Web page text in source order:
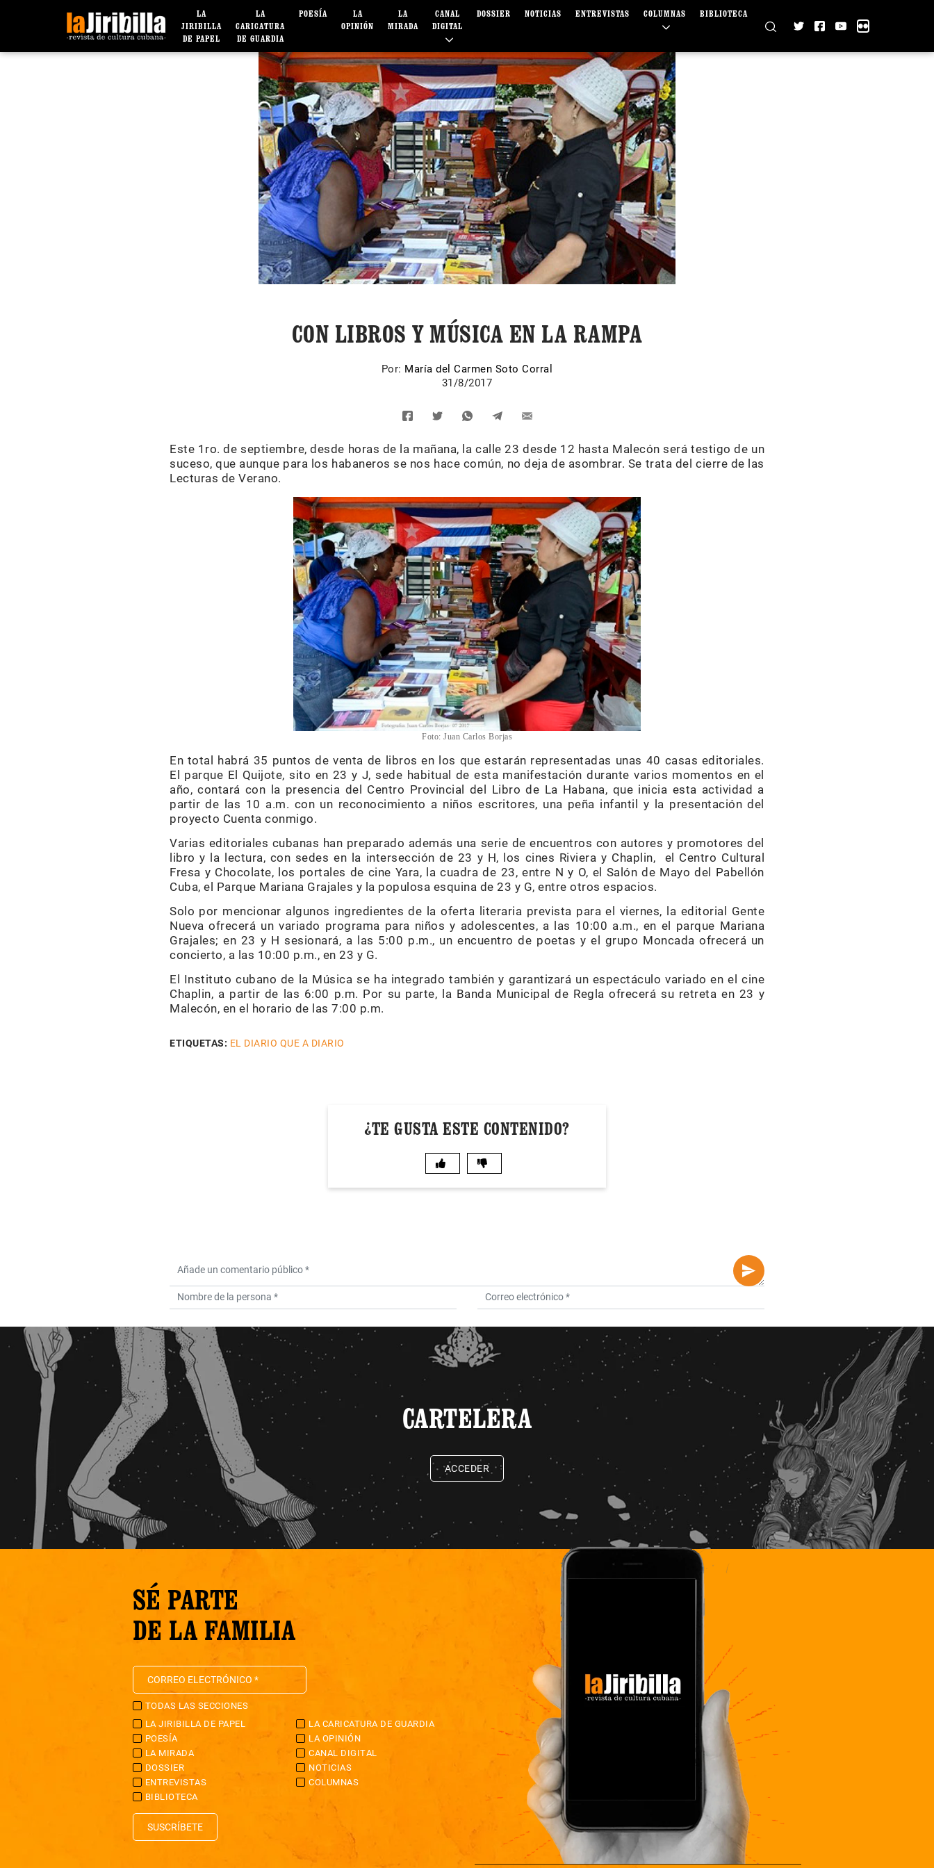
LA
JIRIBILLA
DE PAPEL
LA
CARICATURA
DE GUARDIA
POESÍA
LA
OPINIÓN
LA
MIRADA
CANAL
DIGITAL
DOSSIER NOTICIAS ENTREVISTAS COLUMNAS BIBLIOTECA
CON LIBROS Y MÚSICA EN LA RAMPA
Por: María del Carmen Soto Corral
31/8/2017
Este 1ro. de septiembre, desde horas de la mañana, la calle 23 desde 12 hasta Malecón será testigo de un
suceso, que aunque para los habaneros se nos hace común, no deja de asombrar. Se trata del cierre de las
Lecturas de Verano.
Foto: Juan Carlos Borjas
En total habrá 35 puntos de venta de libros en los que estarán representadas unas 40 casas editoriales.
El parque El Quijote, sito en 23 y J, sede habitual de esta manifestación durante varios momentos en el
año, contará con la presencia del Centro Provincial del Libro de La Habana, que inicia esta actividad a
partir de las 10 a.m. con un reconocimiento a niños escritores, una peña infantil y la presentación del
proyecto Cuenta conmigo.
Varias editoriales cubanas han preparado además una serie de encuentros con autores y promotores del
libro y la lectura, con sedes en la intersección de 23 y H, los cines Riviera y Chaplin, el Centro Cultural
Fresa y Chocolate, los portales de cine Yara, la cuadra de 23, entre N y O, el Salón de Mayo del Pabellón
Cuba, el Parque Mariana Grajales y la populosa esquina de 23 y G, entre otros espacios.
Solo por mencionar algunos ingredientes de la oferta literaria prevista para el viernes, la editorial Gente
Nueva ofrecerá un variado programa para niños y adolescentes, a las 10:00 a.m., en el parque Mariana
Grajales; en 23 y H sesionará, a las 5:00 p.m., un encuentro de poetas y el grupo Moncada ofrecerá un
concierto, a las 10:00 p.m., en 23 y G.
El Instituto cubano de la Música se ha integrado también y garantizará un espectáculo variado en el cine
Chaplin, a partir de las 6:00 p.m. Por su parte, la Banda Municipal de Regla ofrecerá su retreta en 23 y
Malecón, en el horario de las 7:00 p.m.
ETIQUETAS: EL DIARIO QUE A DIARIO
¿TE GUSTA ESTE CONTENIDO?
CARTELERA
ACCEDER
SÉ PARTE
DE LA FAMILIA
TODAS LAS SECCIONES
LA JIRIBILLA DE PAPEL
LA CARICATURA DE GUARDIA
POESÍA
LA OPINIÓN
LA MIRADA
CANAL DIGITAL
DOSSIER
NOTICIAS
ENTREVISTAS
COLUMNAS
BIBLIOTECA
SUSCRÍBETE